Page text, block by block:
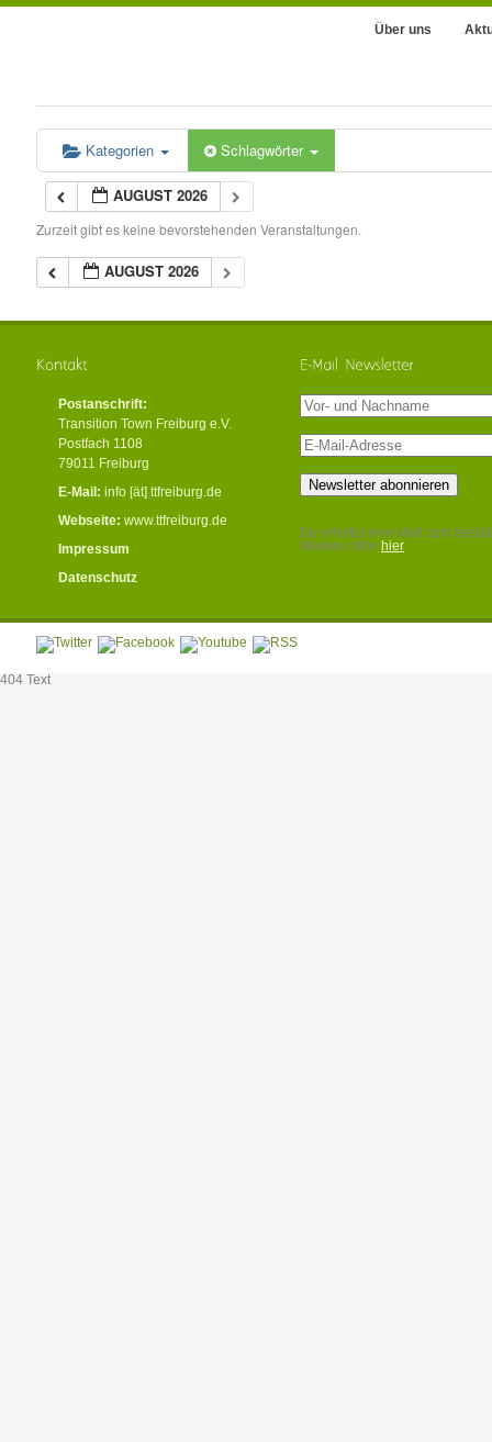
Über uns
Kategorien Schlagwörter
AUGUST 2026
Zurzeit gibt es keine bevorstehenden Veranstaltungen.
AUGUST 2026
Postanschrift:
Transition Town Freiburg e.V.
Postfach 1108
79011 Freiburg
E-Mail: info [ät] ttfreiburg.de
Webseite: www.ttfreiburg.de
Impressum
Datenschutz
Du erhältst eine Mail zum
Weitere Infos hier
.
404 Text